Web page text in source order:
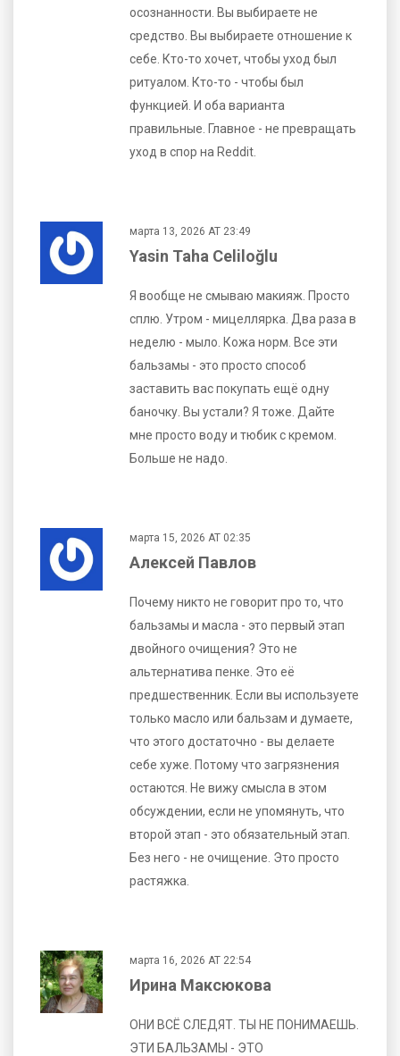
осознанности. Вы выбираете не
средство. Вы выбираете отношение к
себе. Кто-то хочет, чтобы уход был
ритуалом. Кто-то - чтобы был
функцией. И оба варианта
правильные. Главное - не превращать
уход в спор на Reddit.
марта 13, 2026 AT 23:49
Yasin Taha Celiloğlu
Я вообще не смываю макияж. Просто
сплю. Утром - мицеллярка. Два раза в
неделю - мыло. Кожа норм. Все эти
бальзамы - это просто способ
заставить вас покупать ещё одну
баночку. Вы устали? Я тоже. Дайте
мне просто воду и тюбик с кремом.
Больше не надо.
марта 15, 2026 AT 02:35
Алексей Павлов
Почему никто не говорит про то, что
бальзамы и масла - это первый этап
двойного очищения? Это не
альтернатива пенке. Это её
предшественник. Если вы используете
только масло или бальзам и думаете,
что этого достаточно - вы делаете
себе хуже. Потому что загрязнения
остаются. Не вижу смысла в этом
обсуждении, если не упомянуть, что
второй этап - это обязательный этап.
Без него - не очищение. Это просто
растяжка.
марта 16, 2026 AT 22:54
Ирина Максюкова
ОНИ ВСЁ СЛЕДЯТ. ТЫ НЕ ПОНИМАЕШЬ.
ЭТИ БАЛЬЗАМЫ - ЭТО